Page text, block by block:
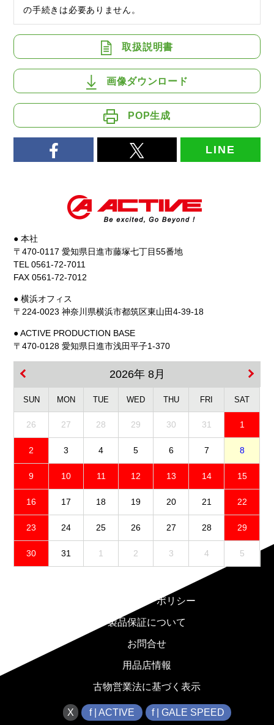
の手続きは必要ありません。
取扱説明書
画像ダウンロード
POP生成
LINE
● 本社
〒470-0117 愛知県日進市藤塚七丁目55番地
TEL 0561-72-7011
FAX 0561-72-7012
● 横浜オフィス
〒224-0023 神奈川県横浜市都筑区東山田4-39-18
● ACTIVE PRODUCTION BASE
〒470-0128 愛知県日進市浅田平子1-370
2026年 8月
SUN MON TUE WED THU FRI SAT
26 27 28 29 30 31 1
2 3 4 5 6 7 8
9 10 11 12 13 14 15
16 17 18 19 20 21 22
23 24 25 26 27 28 29
30 31 1 2 3 4 5
プライバシーポリシー
製品保証について
お問合せ
用品店情報
古物営業法に基づく表示
X f | ACTIVE f | GALE SPEED